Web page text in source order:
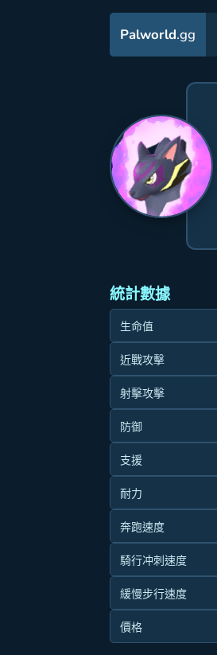
Palworld.gg
統計數據
生命值
近戰攻擊
射擊攻擊
防御
支援
耐力
奔跑速度
騎行冲刺速度
緩慢步行速度
價格